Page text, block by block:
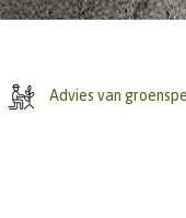
Advies van